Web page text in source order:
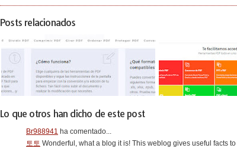
Posts relacionados
Lo que otros han dicho de este post
Br988941 ha comentado...
토토 Wonderful, what a blog it is! This weblog gives useful facts